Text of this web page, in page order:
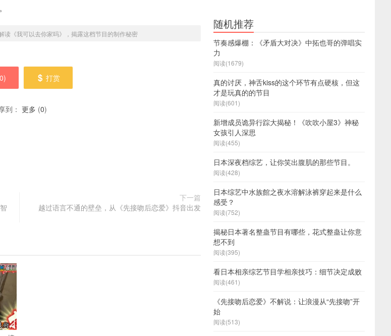
读《我可以去你家吗》，揭露这档节目的制作秘密
0) 打赏
到： 更多 (0)
下一篇
越过语言不通的壁垒，从《先接吻后恋爱》抖音出发
随机推荐
节奏感爆棚：《矛盾大对决》中拓也哥的弹唱实
力
阅读(1679)
真的讨厌，神舌kiss的这个环节有点硬核，但这
才是玩真的的节目
阅读(601)
新增成员诡异行踪大揭秘！《吹吹小屋3》神秘
女孩引人深思
阅读(455)
日本深夜档综艺，让你笑出腹肌的那些节目。
阅读(428)
日本综艺中水族館之夜水溶解泳裤穿起来是什么
感受？
阅读(752)
揭秘日本著名整蛊节目有哪些，花式整蛊让你意
想不到
阅读(395)
看日本相亲综艺节目学相亲技巧：细节决定成败
阅读(461)
《先接吻后恋爱》不解说：让浪漫从“先接吻”开
始
阅读(513)